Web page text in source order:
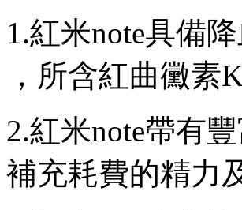
1.紅米note具備降
，所含紅曲黴素K
2.紅米note帶有豐
補充耗費的精力